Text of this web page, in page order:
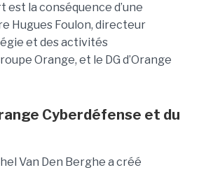
est la conséquence d’une
Hugues Foulon, directeur
et des activités
Orange, et le DG d’Orange
Cyberdéfense et du
Van Den Berghe a créé